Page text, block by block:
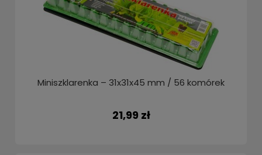
Miniszklarenka – 31x31x45 mm / 56 komórek
21,99 zł